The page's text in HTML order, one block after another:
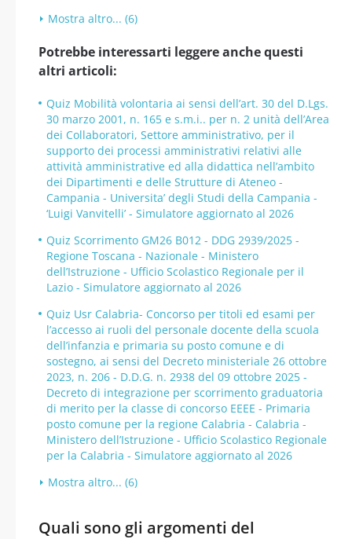
Mostra altro... (6)
Potrebbe interessarti leggere anche questi
altri articoli:
Quiz Mobilità volontaria ai sensi dell’art. 30 del D.Lgs.
30 marzo 2001, n. 165 e s.m.i.. per n. 2 unità dell’Area
dei Collaboratori, Settore amministrativo, per il
supporto dei processi amministrativi relativi alle
attività amministrative ed alla didattica nell’ambito
dei Dipartimenti e delle Strutture di Ateneo -
Campania - Universita’ degli Studi della Campania -
‘Luigi Vanvitelli’ - Simulatore aggiornato al 2026
Quiz Scorrimento GM26 B012 - DDG 2939/2025 -
Regione Toscana - Nazionale - Ministero
dell’Istruzione - Ufficio Scolastico Regionale per il
Lazio - Simulatore aggiornato al 2026
Quiz Usr Calabria- Concorso per titoli ed esami per
l’accesso ai ruoli del personale docente della scuola
dell’infanzia e primaria su posto comune e di
sostegno, ai sensi del Decreto ministeriale 26 ottobre
2023, n. 206 - D.D.G. n. 2938 del 09 ottobre 2025 -
Decreto di integrazione per scorrimento graduatoria
di merito per la classe di concorso EEEE - Primaria
posto comune per la regione Calabria - Calabria -
Ministero dell’Istruzione - Ufficio Scolastico Regionale
per la Calabria - Simulatore aggiornato al 2026
Mostra altro... (6)
Quali sono gli argomenti del